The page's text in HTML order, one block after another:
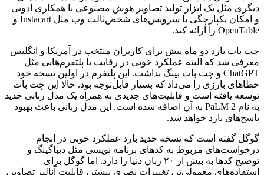
دیگری مثل یک ابزار تولید تصاویر هوش مصنوعی با همکاری ادوبی
و امکان یکپارچگی با سرویس‌های شخص‌ثالث وب مثل Instacart و
OpenTable را ارائه کند.
چت بات بارد دو ماه پیش برای کاربران منتخب در آمریکا و انگلیس
معرفی شد که البته عملکرد خوبی در رقابت با پلتفرم‌هایی مثل
ChatGPT و چت بات بینگ نداشت. این پلتفرم در اولین نسخه خود
خطاهای بارزی را می‌داد که بسیار قابل‌توجه بود. حالا این چت بات
توسعه یافته است و قابلیت‌های جدیدی به همراه یک مدل زبانی جدید
به نام PaLM 2 به آن اضافه شده است. این مدل زبانی باعث بهبود
پاسخ‌های بارد خواهد شد.
گوگل گفته است که نسخه جدید بارد عملکرد خوبی در انجام
درخواست‌های مربوط به کدهای برنامه نویسی مثل دیباگینگ و
توضیح کدها به بیش از ۲۰ زبان دنیا را دارد. اما گوگل برای
استفاده‌های معمولی‌تر، تغییرات بصری بیشتر، قابلیت آنالیز تصاویر،